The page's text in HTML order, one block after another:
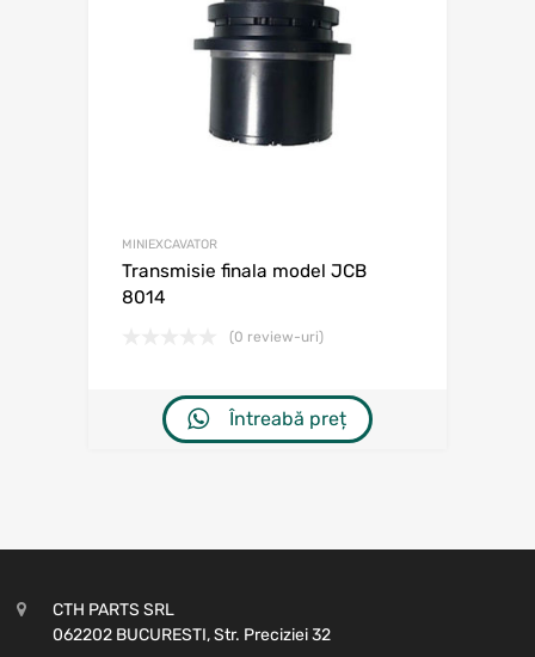
MINIEXCAVATOR
Transmisie finala model JCB
8014
(0 review-uri)
Întreabă preț
CTH PARTS SRL
062202 BUCURESTI, Str. Preciziei 32